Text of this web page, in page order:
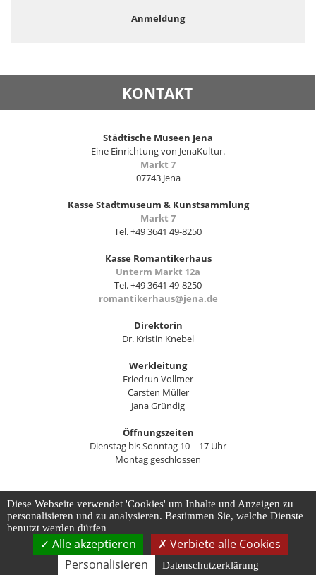
Anmeldung
KONTAKT
Städtische Museen Jena
Eine Einrichtung von JenaKultur.
Markt 7
07743 Jena
Kasse Stadtmuseum & Kunstsammlung
Markt 7
Tel. +49 3641 49-8250
Kasse Romantikerhaus
Unterm Markt 12a
Tel. +49 3641 49-8250
romantikerhaus@jena.de
Direktorin
Dr. Kristin Knebel
Werkleitung
Friedrun Vollmer
Carsten Müller
Jana Gründig
Öffnungszeiten
Dienstag bis Sonntag 10 – 17 Uhr
Montag geschlossen
Kontakt Impressum Datenschutz
Barrierefreiheit
Datenschutz-Einstellungen anpassen
Diese Webseite verwendet 'Cookies' um Inhalte und Anzeigen zu
personalisieren und zu analysieren. Bestimmen Sie, welche Dienste
benutzt werden dürfen
Alle akzeptieren
Verbiete alle Cookies
Personalisieren
Datenschutzerklärung